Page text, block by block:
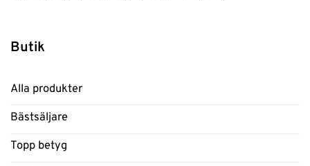
Butik
Alla produkter
Bästsäljare
Topp betyg